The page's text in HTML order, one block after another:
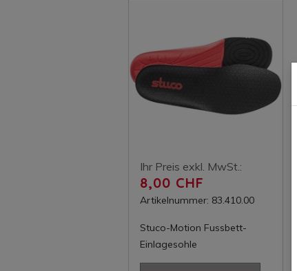
Ihr Preis exkl. MwSt.:
8,00 CHF
Artikelnummer: 83.410.00
Stuco-Motion Fussbett-
Einlagesohle